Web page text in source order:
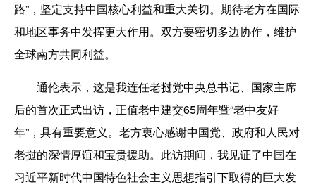
路”，坚定支持中国核心利益和重大关切。期待老方在国际
和地区事务中发挥更大作用。双方要密切多边协作，维护
全球南方共同利益。
通伦表示，这是我连任老挝党中央总书记、国家主席
后的首次正式出访，正值老中建交65周年暨“老中友好
年”，具有重要意义。老方衷心感谢中国党、政府和人民对
老挝的深情厚谊和宝贵援助。此访期间，我见证了中国在
习近平新时代中国特色社会主义思想指引下取得的巨大发